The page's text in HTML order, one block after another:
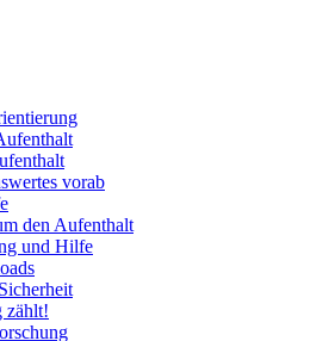
vorab
den Aufenthalt
und Hilfe
zählt!